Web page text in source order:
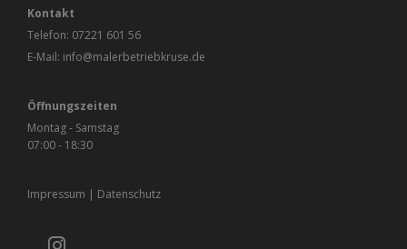
Kontakt
Telefon: 07221 601 56
E-Mail: info@malerbetriebkruse.de
Öffnungszeiten
Montag - Samstag
07:00 - 18:30
Impressum | Datenschutz